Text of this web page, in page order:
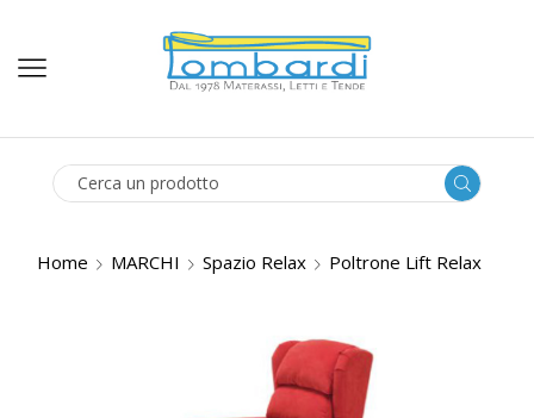
Home MARCHI Spazio Relax Poltrone Lift Relax